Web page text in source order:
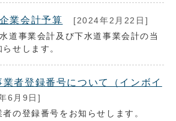
業会計予算
[2024年2月22日]
道事業会計及び下水道事業会計の当
せします。
者登録番号について（インボイ
6月9日]
の登録番号をお知らせします。